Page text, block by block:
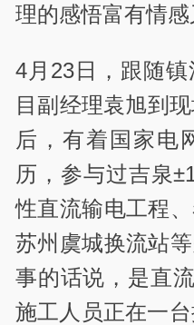
理的感悟富有情感
4月23日，跟随
目副经理袁旭到
后，有着国家电
历，参与过吉泉
性直流输电工程
苏州虞城换流站
事的话说，是直流
施工人员正在一